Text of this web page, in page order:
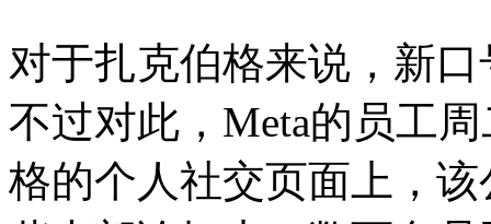
对于扎克伯格来说，新
不过对此，Meta的员工
格的个人社交页面上，